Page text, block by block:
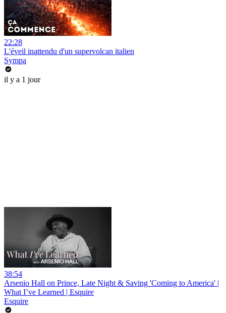
22:28
L'éveil inattendu d'un supervolcan italien
Sympa
il y a 1 jour
38:54
Arsenio Hall on Prince, Late Night & Saving 'Coming to America' |
What I’ve Learned | Esquire
Esquire